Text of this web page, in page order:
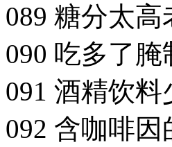
089 糖分太高
090 吃多了
091 酒精饮
092 含咖啡